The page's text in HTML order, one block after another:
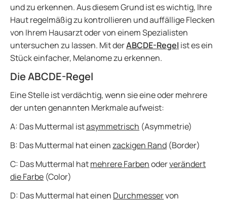
und zu erkennen. Aus diesem Grund ist es wichtig, Ihre
Haut regelmäßig zu kontrollieren und auffällige Flecken
von Ihrem Hausarzt oder von einem Spezialisten
untersuchen zu lassen. Mit derABCDE-Regel ist es ein
Stück einfacher, Melanome zu erkennen.
Die ABCDE-Regel
Eine Stelle ist verdächtig, wenn sie eine oder mehrere
der unten genannten Merkmale aufweist:
A: Das Muttermal istasymmetrisch (Asymmetrie)
B: Das Muttermal hat einenzackigen Rand (Border)
C: Das Muttermal hatmehrere Farbenoderverändert
die Farbe (Color)
D: Das Muttermal hat einen Durchmesservon